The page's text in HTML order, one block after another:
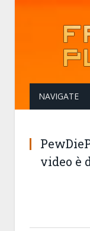
NAVIGATE
video è